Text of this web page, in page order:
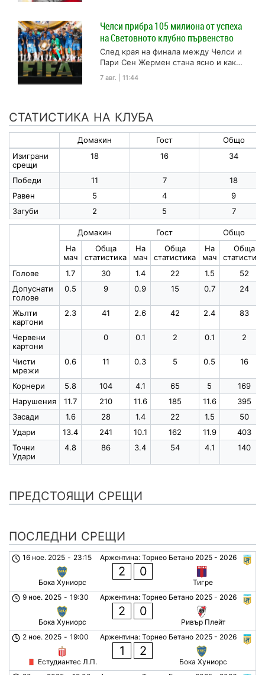
Челси прибра 105 милиона от успеха
на Световното клубно първенство
След края на финала между Челси и
Пари Сен Жермен стана ясно и как
точно е разпределен внушителният
награден фонд...
7 авг. | 11:44
СТАТИСТИКА НА КЛУБА
Домакин Гост
Общо
Изиграни
срещи
18 16 34
Победи 11 7
18
Равен
5 4
9
Загуби
2 5 7
Домакин Гост
Общо
На
мач
Обща
статистика
На
мач
Обща
статистика
На
мач
Обща
статистика
Голове
1.7 30 1.4 22 1.5
52
Допуснати
голове
0.5 9 0.9 15 0.7 24
Жълти
картони
2.3 41 2.6 42 2.4 83
Червени
картони
0 0.1 2 0.1 2
Чисти
мрежи
0.6 11 0.3 5 0.5 16
Корнери 5.8 104 4.1 65 5
169
Нарушения
11.7 210 11.6 185 11.6
395
Засади
1.6 28 1.4 22 1.5
50
Удари
13.4 241 10.1 162 11.9
403
Точни
Удари
4.8 86 3.4 54 4.1 140
ПРЕДСТОЯЩИ СРЕЩИ
ПОСЛЕДНИ СРЕЩИ
Аржентина: Торнео Бетано 2025 - 2026
16 ное. 2025 - 23:15
Бока Хуниорс
2 0
Тигре
Аржентина: Торнео Бетано 2025 - 2026
9 ное. 2025 - 19:30
Бока Хуниорс
2 0
Ривър Плейт
Аржентина: Торнео Бетано 2025 - 2026
2 ное. 2025 - 19:00
Естудиантес Л.П.
1 2
Бока Хуниорс